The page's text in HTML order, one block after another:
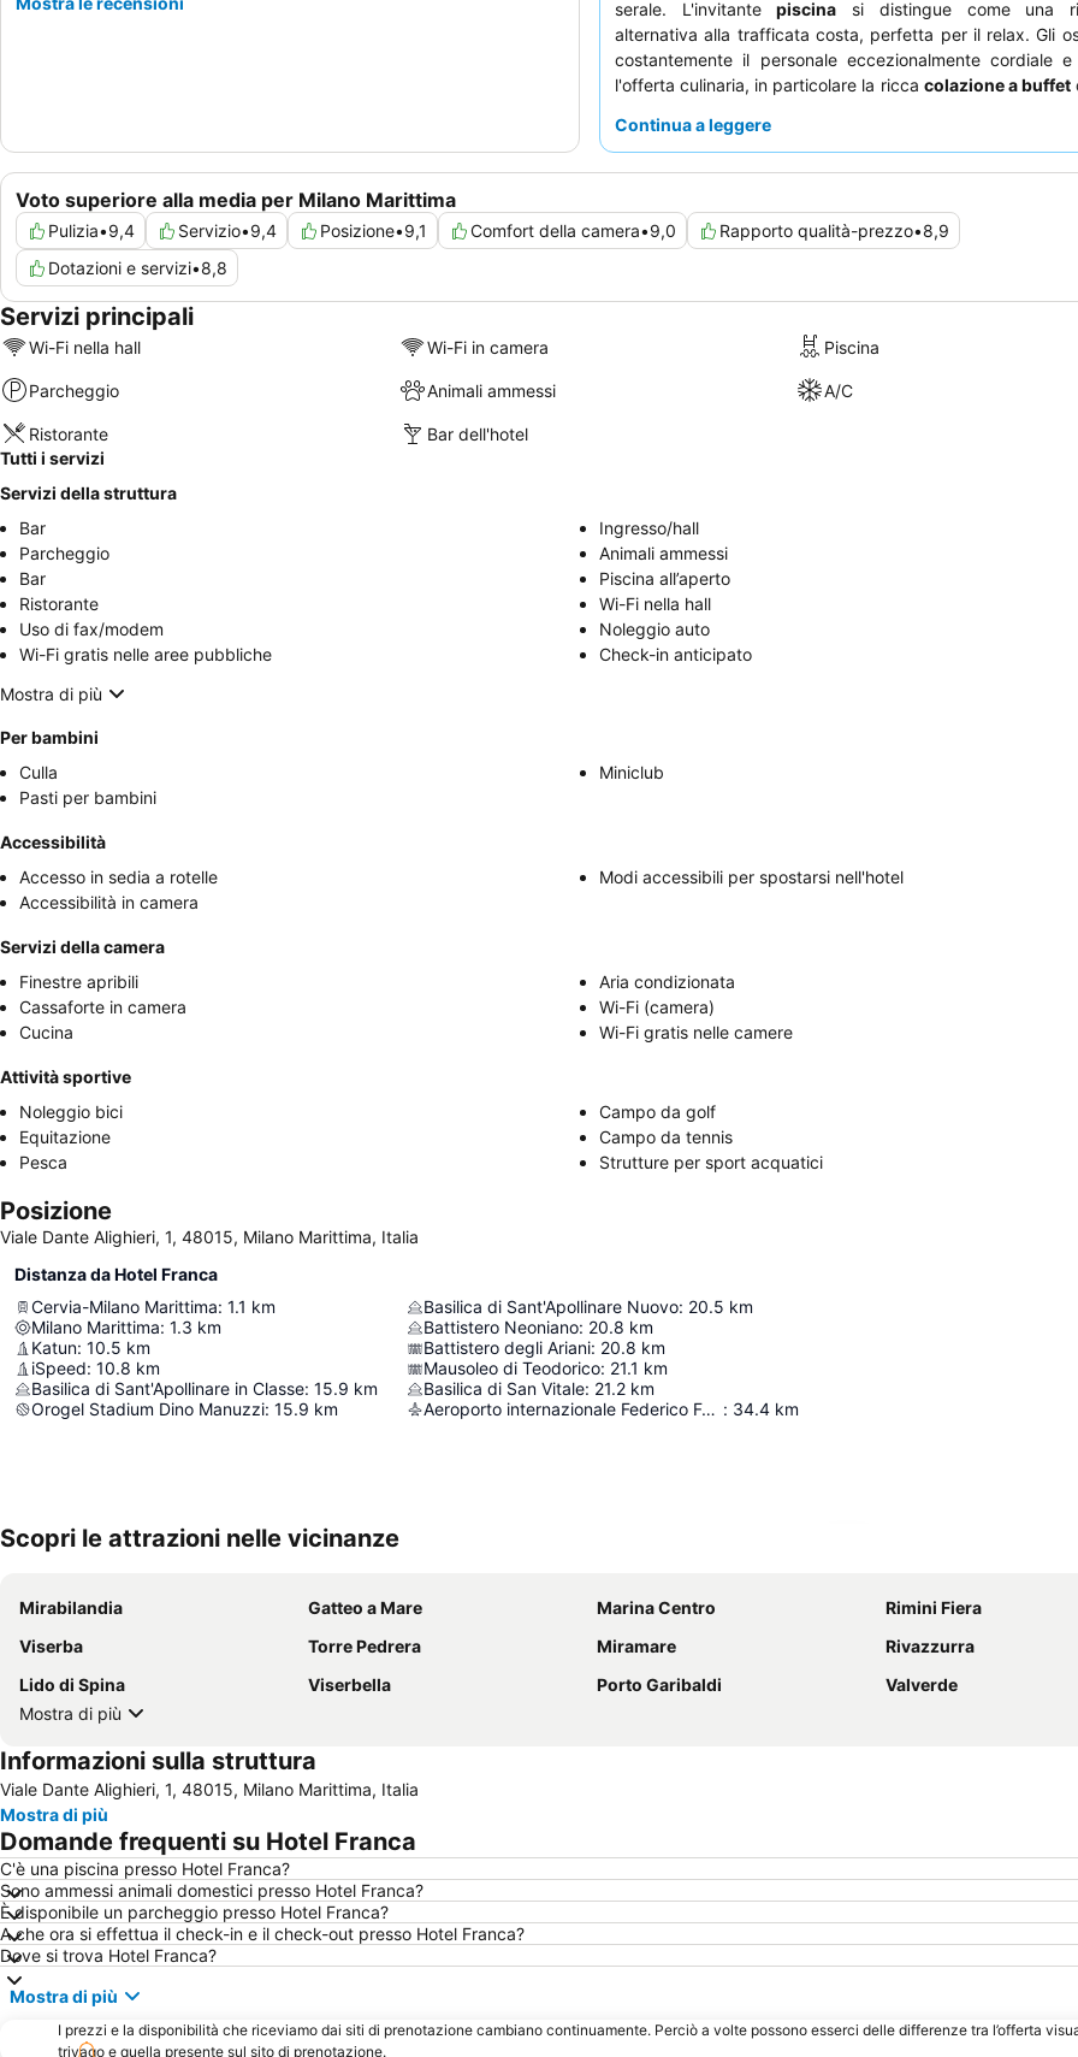
serale. L'invitantepiscina si distingue come una
alternativa alla trafficata costa, perfetta per il relax. Gli
costantemente il personale eccezionalmente cordiale
l'offerta culinaria, in particolare la ricca colazione a buffet
delle biciclette gratuite per esplorare il porto canale
Continua a leggere
Voto superiore alla media per Milano Marittima
Pulizia•9,4 Servizio•9,4 Posizione•9,1 Comfort della camera•9,0 Rapporto qualità-prezzo•8,9
Dotazioni e servizi•8,8
Servizi principali
Wi-Fi nella hall Wi-Fi in camera Piscina
Parcheggio Animali ammessi A/C
Ristorante
Bar dell'hotel
Tutti i servizi
Servizi della struttura
Bar
Ingresso/hall
Parcheggio
Animali ammessi
Bar
Piscina all’aperto
Ristorante
Wi-Fi nella hall
Uso di fax/modem
Noleggio auto
Wi-Fi gratis nelle aree pubbliche
Check-in anticipato
Mostra di più
Per bambini
Culla
Miniclub
Pasti per bambini
Accessibilità
Accesso in sedia a rotelle
Modi accessibili per spostarsi nell'hotel
Accessibilità in camera
Servizi della camera
Finestre apribili
Aria condizionata
Cassaforte in camera
Wi-Fi (camera)
Cucina
Wi-Fi gratis nelle camere
Attività sportive
Noleggio bici
Campo da golf
Equitazione
Campo da tennis
Pesca
Strutture per sport acquatici
Posizione
Viale Dante Alighieri, 1, 48015, Milano Marittima, Italia
Distanza da Hotel Franca
Cervia-Milano Marittima: 1.1 km
Milano Marittima: 1.3 km
Katun: 10.5 km
iSpeed: 10.8 km
Basilica di Sant'Apollinare in Classe: 15.9 km
Orogel Stadium Dino Manuzzi: 15.9 km
Basilica di Sant'Apollinare Nuovo: 20.5 km
Battistero Neoniano: 20.8 km
Battistero degli Ariani: 20.8 km
Mausoleo di Teodorico: 21.1 km
Basilica di San Vitale: 21.2 km
Aeroporto internazionale Federico Fellini : 34.4 km
Scopri le attrazioni nelle vicinanze
Mirabilandia Gatteo a Mare Marina Centro
Rimini Fiera
Viserba
Torre Pedrera Miramare
Rivazzurra
Lido di Spina
Viserbella Porto Garibaldi
Valverde
Mostra di più
Informazioni sulla struttura
Viale Dante Alighieri, 1, 48015, Milano Marittima, Italia
Mostra di più
Domande frequenti su Hotel Franca
C'è una piscina presso Hotel Franca?
Sono ammessi animali domestici presso Hotel Franca?
È disponibile un parcheggio presso Hotel Franca?
A che ora si effettua il check-in e il check-out presso Hotel Franca?
Dove si trova Hotel Franca?
Mostra di più
I prezzi e la disponibilità che riceviamo dai siti di prenotazione cambiano continuamente. Perciò a volte possono esserci delle differenze tra l’offerta
trivago e quella presente sul sito di prenotazione.